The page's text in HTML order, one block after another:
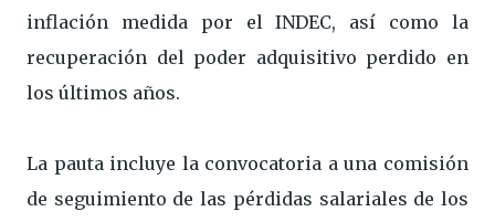
inflación medida por el INDEC, así como la
recuperación del poder adquisitivo perdido en
los últimos años.
La pauta incluye la convocatoria a una comisión
de seguimiento de las pérdidas salariales de los